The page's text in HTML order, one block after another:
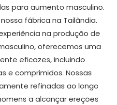
para aumento masculino.
fábrica na Tailândia.
na produção de
oferecemos uma
eficazes, incluindo
e comprimidos. Nossas
refinadas ao longo
a alcançar ereções